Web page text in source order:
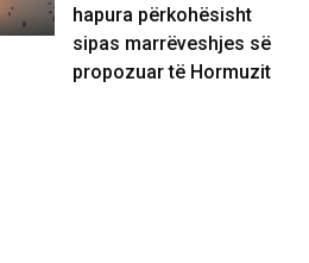
KOSOVË
hapura përkohësisht
sipas marrëveshjes së
propozuar të Hormuzit